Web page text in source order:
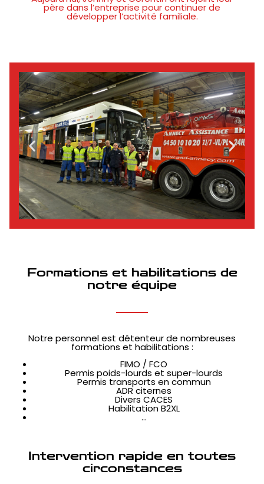
père dans l’entreprise pour continuer de
développer l’activité familiale.
Formations et habilitations de
notre équipe
Notre personnel est détenteur de nombreuses
formations et habilitations :
FIMO / FCO
Permis poids-lourds et super-lourds
Permis transports en commun
ADR citernes
Divers CACES
Habilitation B2XL
…
Intervention rapide en toutes
circonstances